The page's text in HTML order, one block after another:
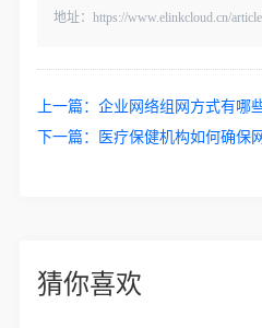
地址：https://www.elinkcloud.cn/
上一篇：企业网络组网方式有哪些
下一篇：
医疗保健机构如何确保
猜你喜欢